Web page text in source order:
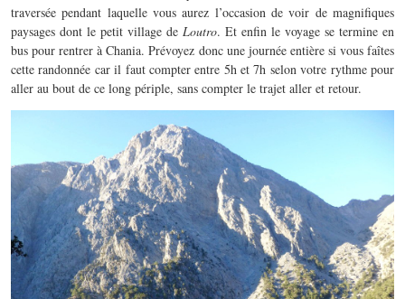
traversée pendant laquelle vous aurez l’occasion de voir de magnifiques
paysages dont le petit village de Loutro. Et enfin le voyage se termine en
bus pour rentrer à Chania. Prévoyez donc une journée entière si vous faîtes
cette randonnée car il faut compter entre 5h et 7h selon votre rythme pour
aller au bout de ce long périple, sans compter le trajet aller et retour.